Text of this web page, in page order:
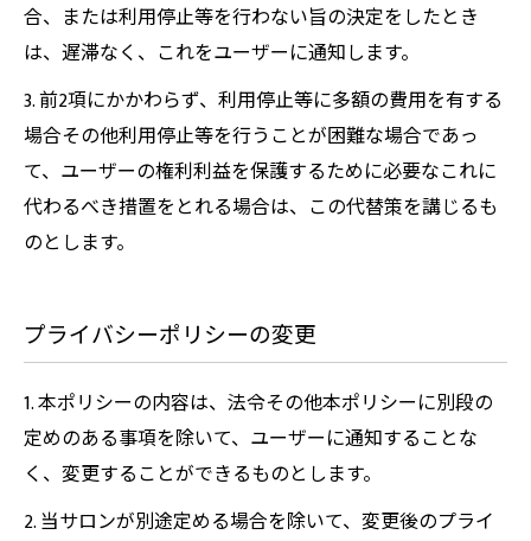
合、または利用停止等を行わない旨の決定をしたとき
は、遅滞なく、これをユーザーに通知します。
3. 前2項にかかわらず、利用停止等に多額の費用を有する
場合その他利用停止等を行うことが困難な場合であっ
て、ユーザーの権利利益を保護するために必要なこれに
代わるべき措置をとれる場合は、この代替策を講じるも
のとします。
プライバシーポリシーの変更
1. 本ポリシーの内容は、法令その他本ポリシーに別段の
定めのある事項を除いて、ユーザーに通知することな
く、変更することができるものとします。
2. 当サロンが別途定める場合を除いて、変更後のプライ